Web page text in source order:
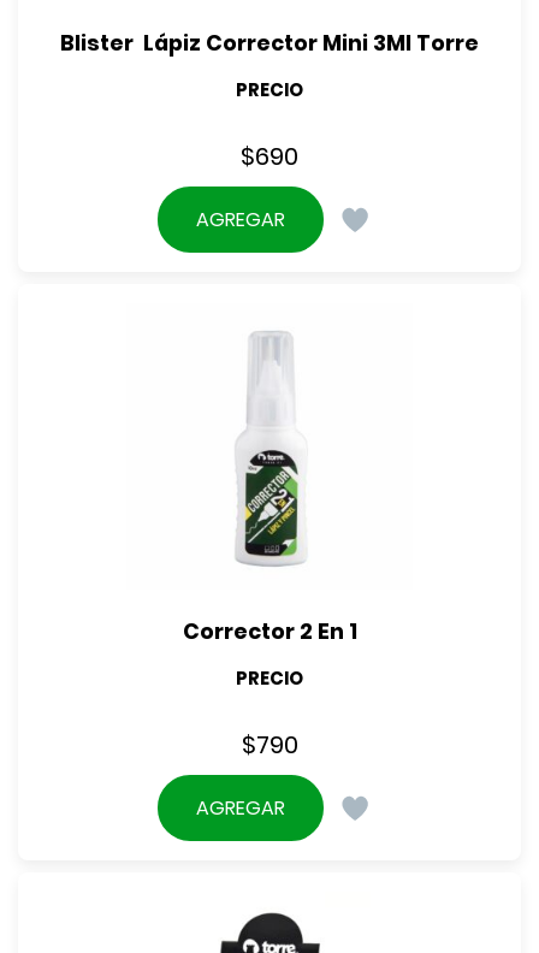
Blister  Lápiz Corrector Mini 3Ml Torre
PRECIO
$690
AGREGAR
Corrector 2 En 1
PRECIO
$790
AGREGAR